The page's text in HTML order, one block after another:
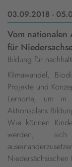
03.09.2018 -
Vom nationalen
für
Bildung für
Klimawandel,
Projekte und
Lernorte, um in
Aktionsplans
Wie können
werden,
Niedersächsischen